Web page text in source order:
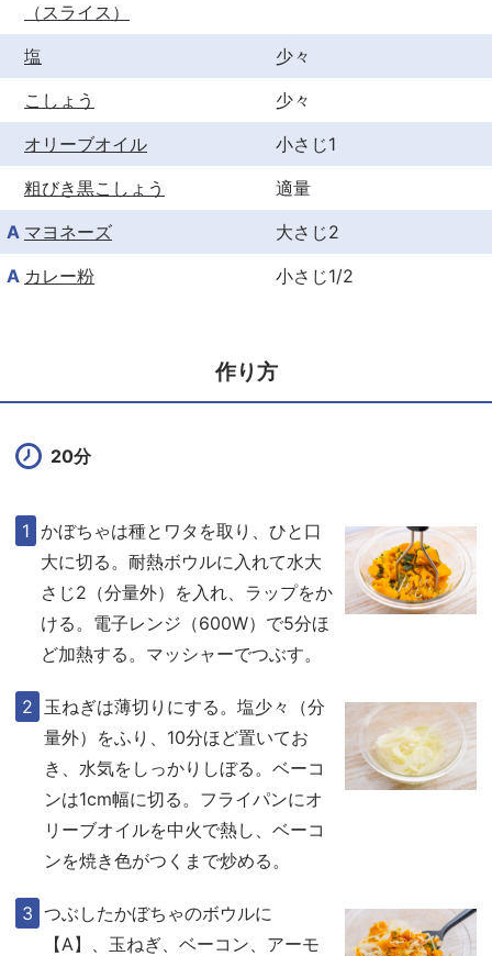
（スライス）
塩
少々
こしょう
少々
オリーブオイル
小さじ1
粗びき黒こしょう
適量
A マヨネーズ
大さじ2
A カレー粉 小さじ1/2
作り方
20分
かぼちゃは種とワタを取り、ひと口
大に切る。耐熱ボウルに入れて水大
さじ2（分量外）を入れ、ラップをか
ける。電子レンジ（600W）で5分ほ
ど加熱する。マッシャーでつぶす。
玉ねぎは薄切りにする。塩少々（分
量外）をふり、10分ほど置いてお
き、水気をしっかりしぼる。ベーコ
ンは1cm幅に切る。フライパンにオ
リーブオイルを中火で熱し、ベーコ
ンを焼き色がつくまで炒める。
つぶしたかぼちゃのボウルに
【A】、玉ねぎ、ベーコン、アーモ